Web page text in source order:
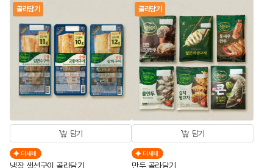
골라담기
담기
더세페
냉장 생선구이 골라담기
골라담기
담기
더세페
만두 골라담기